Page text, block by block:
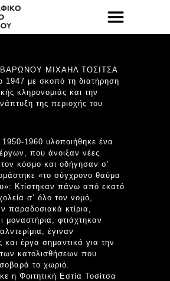
ΜΙΧΑΗΛ ΤΟΣΙΤΣΑ
1947 με σκοπό τη διατήρηση
κληρονομιάς και την
της περιοχής του
1950-1960 υλοποιήθηκε ένα
που άνοιξαν νέες
τον κόσμο και οδήγησαν σ’
«το σύγχρονο θαύμα
Κτίστηκαν πάνω από εκατό
σ’ όλο τον νομό,
παραδοσιακά κτίρια,
μοναστήρια, φτιάχτηκαν
έγιναν
έργα σημαντικά για την
κατολισθήσεων που
το χωριό.
η Φοιτητική Εστία Τοσίτσα